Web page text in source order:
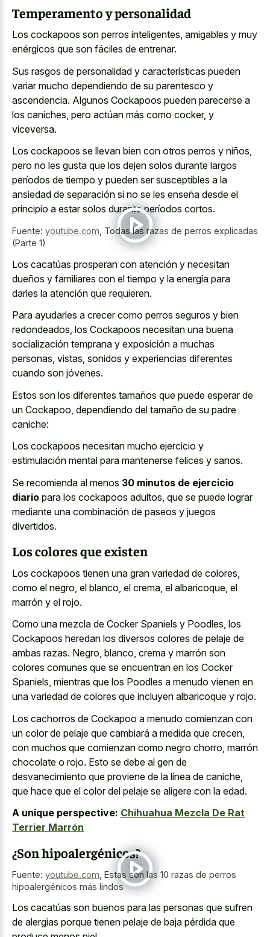
Temperamento y personalidad
Los cockapoos son perros inteligentes, amigables y muy
enérgicos que son fáciles de entrenar.
Sus rasgos de personalidad y características pueden
variar mucho dependiendo de su parentesco y
ascendencia. Algunos Cockapoos pueden parecerse a
los caniches, pero actúan más como cocker, y
viceversa.
Los cockapoos se llevan bien con otros perros y niños,
pero no les gusta que los dejen solos durante largos
períodos de tiempo y pueden ser susceptibles a la
ansiedad de separación si no se les enseña desde el
principio a estar solos durante períodos cortos.
Fuente: youtube.com Todas las razas de perros explicadas
(Parte 1)
Los cacatúas prosperan con atención y necesitan
dueños y familiares con el tiempo y la energía para
darles la atención que requieren.
Para ayudarles a crecer como perros seguros y bien
redondeados, los Cockapoos necesitan una buena
socialización temprana y exposición a muchas
personas, vistas, sonidos y experiencias diferentes
cuando son jóvenes.
Estos son los diferentes tamaños que puede esperar de
un Cockapoo, dependiendo del tamaño de su padre
caniche:
Los cockapoos necesitan mucho ejercicio y
estimulación mental para mantenerse felices y sanos.
Se recomienda al menos 30 minutos de ejercicio
diario para los cockapoos adultos, que se puede lograr
mediante una combinación de paseos y juegos
divertidos.
Los colores que existen
Los cockapoos tienen una gran variedad de colores,
como el negro, el blanco, el crema, el albaricoque, el
marrón y el rojo.
Como una mezcla de Cocker Spaniels y Poodles, los
Cockapoos heredan los diversos colores de pelaje de
ambas razas. Negro, blanco, crema y marrón son
colores comunes que se encuentran en los Cocker
Spaniels, mientras que los Poodles a menudo vienen en
una variedad de colores que incluyen albaricoque y rojo.
Los cachorros de Cockapoo a menudo comienzan con
un color de pelaje que cambiará a medida que crecen,
con muchos que comienzan como negro chorro, marrón
chocolate o rojo. Esto se debe al gen de
desvanecimiento que proviene de la línea de caniche,
que hace que el color del pelaje se aligere con la edad.
A unique perspective: Chihuahua Mezcla De Rat
Terrier Marrón
¿Son hipoalergénicos?
Fuente: youtube.com Estas son las 10 razas de perros
hipoalergénicos más lindos
Los cacatúas son buenos para las personas que sufren
de alergias porque tienen pelaje de baja pérdida que